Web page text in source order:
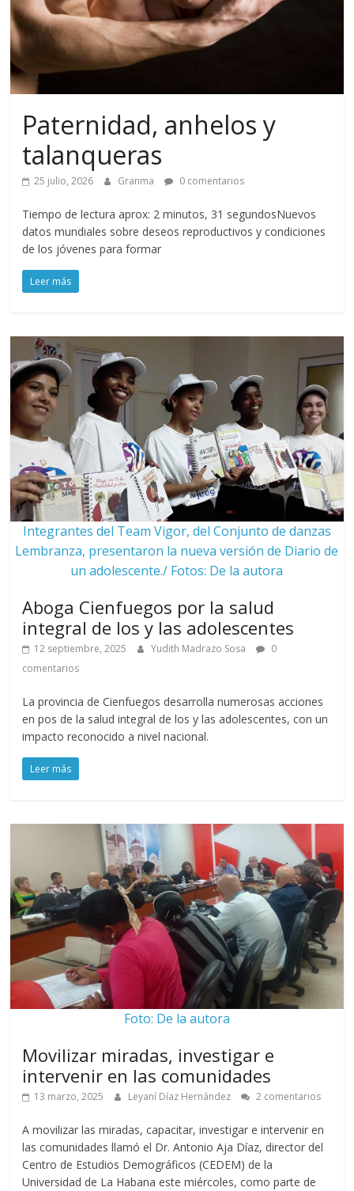
Paternidad, anhelos y
talanqueras
25 julio, 2026 Granma 0 comentarios
Tiempo de lectura aprox: 2 minutos, 31 segundosNuevos
datos mundiales sobre deseos reproductivos y condiciones
de los jóvenes para formar
Leer más
Integrantes del Team Vigor, del Conjunto de danzas
Lembranza, presentaron la nueva versión de Diario de
un adolescente./ Fotos: De la autora
Aboga Cienfuegos por la salud
integral de los y las adolescentes
12 septiembre, 2025 Yudith Madrazo Sosa
0
comentarios
La provincia de Cienfuegos desarrolla numerosas acciones
en pos de la salud integral de los y las adolescentes, con un
impacto reconocido a nivel nacional.
Leer más
Foto: De la autora
Movilizar miradas, investigar e
intervenir en las comunidades
13 marzo, 2025 Leyaní Díaz Hernández 2 comentarios
A movilizar las miradas, capacitar, investigar e intervenir en
las comunidades llamó el Dr. Antonio Aja Díaz, director del
Centro de Estudios Demográficos (CEDEM) de la
Universidad de La Habana este miércoles, como parte de